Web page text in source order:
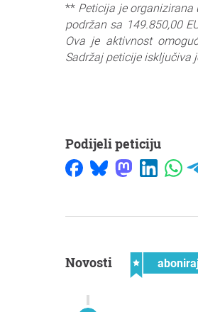
** Peticija je
podržan sa 149.850,00
Ova je aktivnost
Sadržaj peticije isključiva
Podijeli peticiju
Novosti